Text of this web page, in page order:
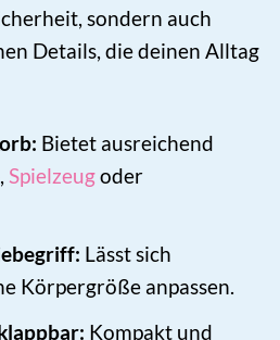
sondern auch
Details, die deinen Alltag
Bietet ausreichend
Spielzeugoder
Lässt sich
Körpergröße anpassen.
Kompakt und